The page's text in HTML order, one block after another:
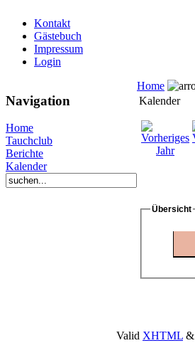
Kontakt
Gästebuch
Impressum
Login
Navigation
Home
Tauchclub
Berichte
Kalender
Home
Kalender
Übersicht
Valid XHTML &